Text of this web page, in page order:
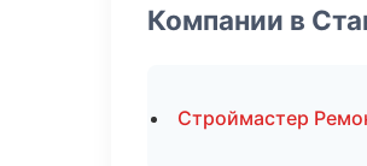
Компании в
Строймастер